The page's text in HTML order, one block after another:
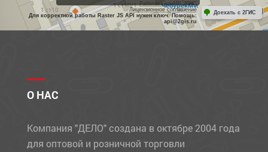
Работает на API 2ГИС
Лицензионное соглашение
Для корректной работы Raster JS API нужен ключ. Помощь:
api@2gis.ru
Доехать с 2ГИС
О НАС
Компания "ДЕЛО" создана в октябре 2004 года
для оптовой и розничной торговли